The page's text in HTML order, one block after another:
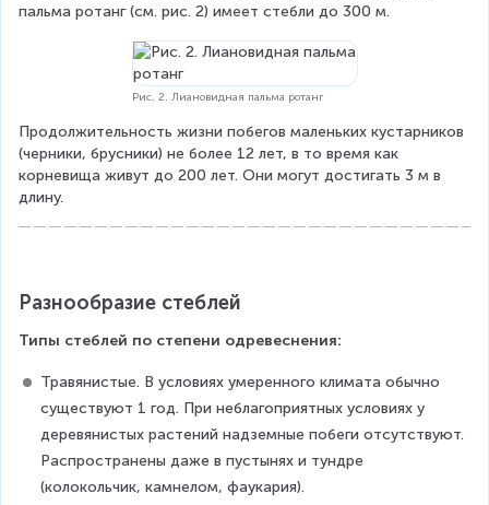
пальма ротанг (см. рис. 2) имеет стебли до 300 м.
Рис. 2. Лиановидная пальма ротанг
Продолжительность жизни побегов маленьких кустарников
(черники, брусники) не более 12 лет, в то время как
корневища живут до 200 лет. Они могут достигать 3 м в
длину.
Разнообразие стеблей
Типы стеблей по степени одревеснения:
Травянистые. В условиях умеренного климата обычно
существуют 1 год. При неблагоприятных условиях у
деревянистых растений надземные побеги отсутствуют.
Распространены даже в пустынях и тундре
(колокольчик, камнелом, фаукария).